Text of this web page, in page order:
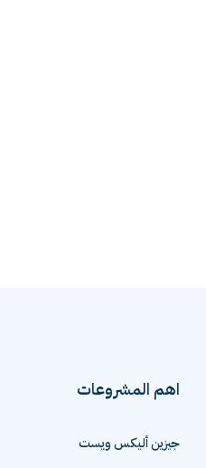
اهم المشروعات
جيزين أليكس ويست